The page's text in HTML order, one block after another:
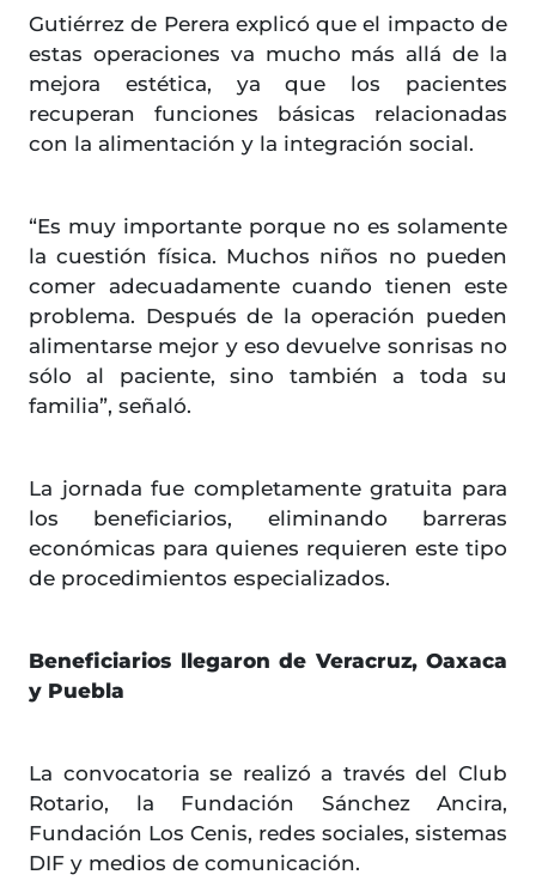
Gutiérrez de Perera explicó que el impacto de
estas operaciones va mucho más allá de la
mejora estética, ya que los pacientes
recuperan funciones básicas relacionadas
con la alimentación y la integración social.
“Es muy importante porque no es solamente
la cuestión física. Muchos niños no pueden
comer adecuadamente cuando tienen este
problema. Después de la operación pueden
alimentarse mejor y eso devuelve sonrisas no
sólo al paciente, sino también a toda su
familia”, señaló.
La jornada fue completamente gratuita para
los beneficiarios, eliminando barreras
económicas para quienes requieren este tipo
de procedimientos especializados.
Beneficiarios llegaron de Veracruz, Oaxaca
y Puebla
La convocatoria se realizó a través del Club
Rotario, la Fundación Sánchez Ancira,
Fundación Los Cenis, redes sociales, sistemas
DIF y medios de comunicación.